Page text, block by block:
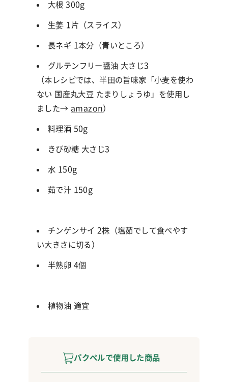
大根 300g
生姜 1片（スライス）
長ネギ 1本分（青いところ）
グルテンフリー醤油 大さじ3
（本レシピでは、半田の旨味家「小麦を使わ
ない 国産丸大豆 たまりしょうゆ」を使用し
ました→ amazon）
料理酒 50g
きび砂糖 大さじ3
水 150g
茹で汁 150g
チンゲンサイ 2株（塩茹でして食べやす
い大きさに切る）
半熟卵 4個
植物油 適宜
パクペルで使用した商品